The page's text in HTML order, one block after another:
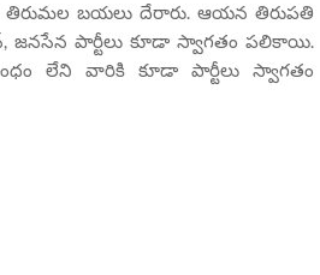
తిరుమల బయలు దేరారు. ఆయన తిరుపతి
జనసేన పార్టీలు కూడా స్వాగతం పలికాయి.
లేని వారికి కూడా పార్టీలు స్వాగతం